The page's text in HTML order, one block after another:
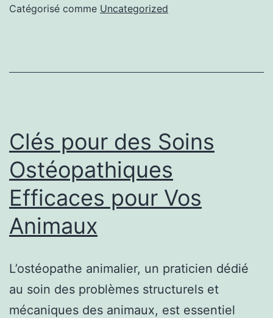
Catégorisé comme Uncategorized
Clés pour des Soins
Ostéopathiques
Efficaces pour Vos
Animaux
L’ostéopathe animalier, un praticien dédié
au soin des problèmes structurels et
mécaniques des animaux, est essentiel